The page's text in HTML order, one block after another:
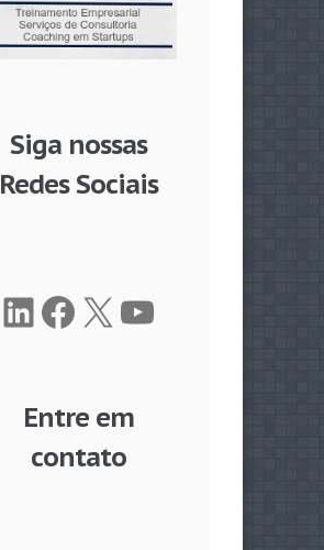
Siga nossas
Redes Sociais
LinkedIn
Facebook
X Youtube
Entre em
contato